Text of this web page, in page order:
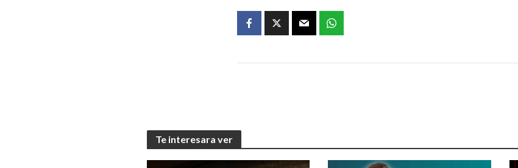
Te interesara ver